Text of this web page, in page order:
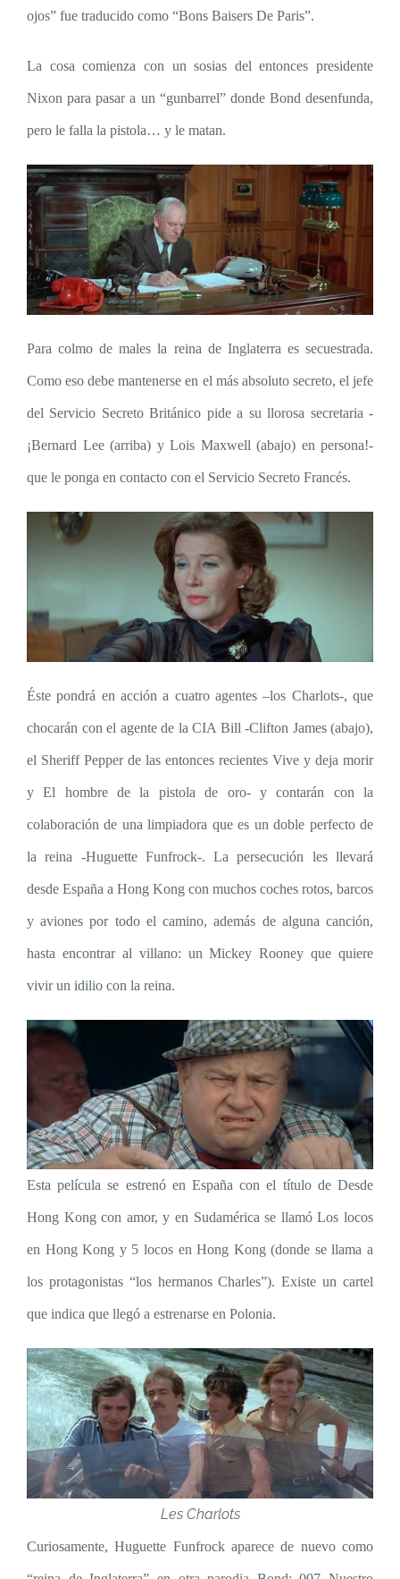
ojos” fue traducido como “Bons Baisers De Paris”.
La cosa comienza con un sosias del entonces presidente
Nixon para pasar a un “gunbarrel” donde Bond desenfunda,
pero le falla la pistola… y le matan.
Para colmo de males la reina de Inglaterra es secuestrada.
Como eso debe mantenerse en el más absoluto secreto, el jefe
del Servicio Secreto Británico pide a su llorosa secretaria -
¡Bernard Lee (arriba) y Lois Maxwell (abajo) en persona!-
que le ponga en contacto con el Servicio Secreto Francés.
Éste pondrá en acción a cuatro agentes –los Charlots-, que
chocarán con el agente de la CIA Bill -Clifton James (abajo),
el Sheriff Pepper de las entonces recientes Vive y deja morir
y El hombre de la pistola de oro- y contarán con la
colaboración de una limpiadora que es un doble perfecto de
la reina -Huguette Funfrock-. La persecución les llevará
desde España a Hong Kong con muchos coches rotos, barcos
y aviones por todo el camino, además de alguna canción,
hasta encontrar al villano: un Mickey Rooney que quiere
vivir un idilio con la reina.
Esta película se estrenó en España con el título de Desde
Hong Kong con amor, y en Sudamérica se llamó Los locos
en Hong Kong y 5 locos en Hong Kong (donde se llama a
los protagonistas “los hermanos Charles”). Existe un cartel
que indica que llegó a estrenarse en Polonia.
Les Charlots
Curiosamente, Huguette Funfrock aparece de nuevo como